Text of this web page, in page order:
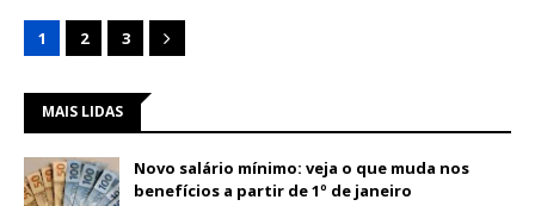
1 2 3
MAIS LIDAS
Novo salário mínimo: veja o que muda nos
benefícios a partir de 1º de janeiro